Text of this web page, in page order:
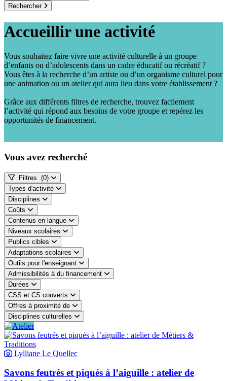
Rechercher
Accueillir une activité
Vous souhaitez faire vivre une activité culturelle à un groupe
d’enfants ou d’adolescents dans un cadre éducatif ou récréatif ?
Vous êtes à la recherche d’un artiste ou d’un organisme culturel pour
une animation ou un atelier qui aura lieu dans votre établissement ?
Grâce aux différents filtres de recherche, trouvez facilement
l’activité qui répond aux besoins de votre groupe et repérez les
opportunités de financement.
Vous avez recherché
Filtres (0)
Types d'activité
Disciplines
Coûts
Contenus en langue
Niveaux scolaires
Publics cibles
Adaptations scolaires
Outils pour l'enseignant
Admissibilités à du financement
Durées
CSS et CS couverts
Offres à proximité de
Disciplines culturelles
Lylliane Le Quellec
Savons feutrés et piqués à l’aiguille : atelier de